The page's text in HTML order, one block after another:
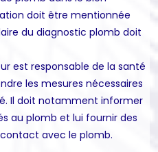
doit être mentionnée
du diagnostic plomb doit
est responsable de la santé
les mesures nécessaires
Il doit notamment informer
au plomb et lui fournir des
avec le plomb.